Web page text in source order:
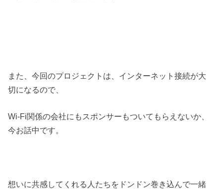
また、今回のプロジェクトは、インターネット接続が大
切になるので、
Wi-Fi関係の会社にもスポンサーもついてもらえないか、
今お話中です。
想いに共感してくれる人たちをドンドン巻き込んで一緒